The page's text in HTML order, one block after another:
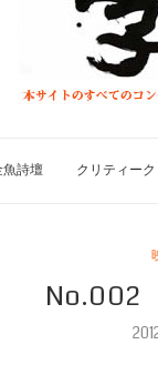
魚詩壇 クリティーク
No.002